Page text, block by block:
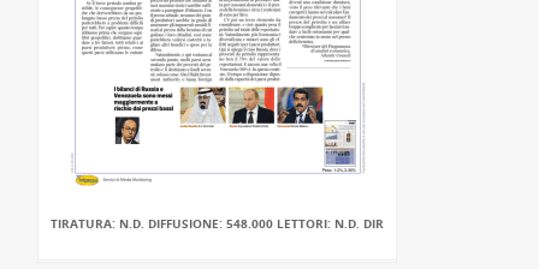
TIRATURA: N.D. DIFFUSIONE: 548.000 LETTORI: N.D. DIR